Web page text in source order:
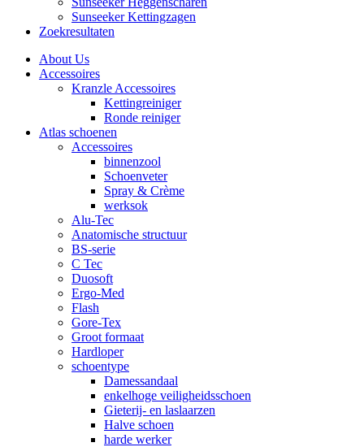
Sunseeker Kettingzagen
Zoekresultaten
About Us
Accessoires
Kranzle Accessoires
Kettingreiniger
Ronde reiniger
Atlas schoenen
Accessoires
binnenzool
Schoenveter
Spray & Crème
werksok
Alu-Tec
Anatomische structuur
BS-serie
C Tec
Duosoft
Ergo-Med
Flash
Gore-Tex
Groot formaat
Hardloper
schoentype
Damessandaal
enkelhoge veiligheidsschoen
Gieterij- en laslaarzen
Halve schoen
harde werker